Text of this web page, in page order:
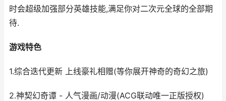
时会超级加强部分英雄技能,满足你对二次元全球的全部期
待.
游戏特色
1.综合迭代更新 上线豪礼相赠(等你展开神奇的奇幻之旅)
2.神契幻奇谭 - 人气漫画/动漫(ACG联动唯一正版授权)